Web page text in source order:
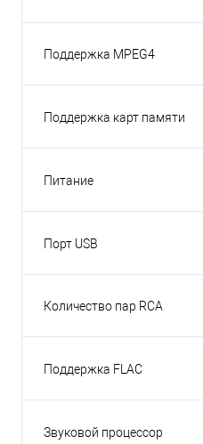
Поддержка MPEG4
Поддержка карт памяти
Питание
Порт USB
Количество пар RCA
Поддержка FLAC
Звуковой процессор